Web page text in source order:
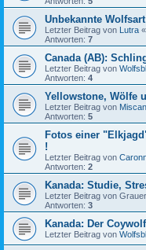
Unbekannte Wolfsart
Letzter Beitrag von Lutra «
Antworten: 7
Canada (AB):
Letzter Beitrag von
Antworten: 4
Yellowstone, Wölfe
Letzter Beitrag von
Antworten: 5
Fotos einer
!
Letzter Beitrag von
Antworten: 2
Kanada: Studie,
Letzter Beitrag von
Antworten: 3
Kanada: Der
Letzter Beitrag von